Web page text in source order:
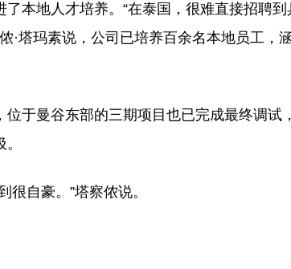
本地人才培养。“在泰国，很难直接招聘
·塔玛素说，公司已培养百余名本地员工，
于曼谷东部的三期项目也已完成最终调试
自豪。”塔察侬说。